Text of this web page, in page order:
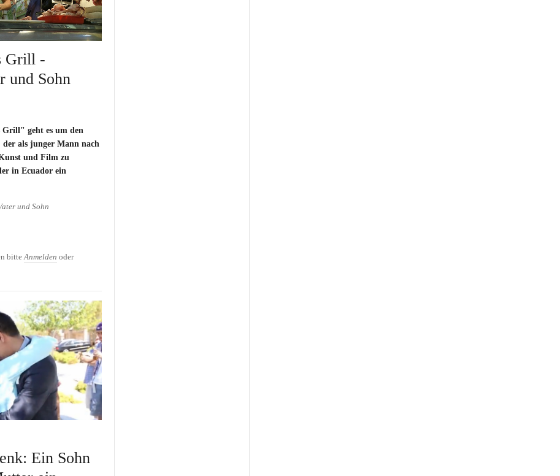
Grill -
und Sohn
geht es um den
als junger Mann nach
und Film zu
in Ecuador ein
und Sohn
Grill - Emotionale Vater
bitteAnmelden oder
Ein Sohn